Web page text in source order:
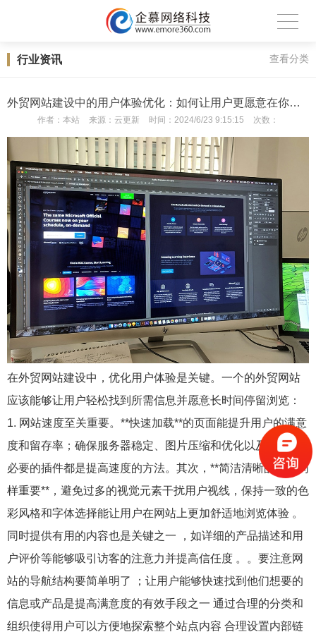
行业资讯 查看分类
外贸网站建设中的用户体验优化：如何让用户更愿意在你的网站上停留？
作者： 本站 来源： 云更新 时间： 2024/6/23 9:15:15 次数：
在外贸网站建设中，优化用户体验是关键。一个的外贸网站
应该能够让用户轻松找到所需信息并愿意长时间停留浏览：
1. 网站速度至关重要。**快速加载**的页面能提升用户的满意
度和留存率；确保服务器稳定、图片压缩和优化以及减少不
必要的插件都是提高速度的方法。其次，**简洁清晰的设计同
样重要**，避免过多的视觉元素干扰用户视线，保持一致的色
彩风格和字体选择能让用户在网站上更加舒适地浏览体验 。
同时提供有用的内容也是关键之一 ，如详细的产品描述和用
户评价等能够吸引访客的注意力并提高信任度 。。要注意网
站的导航结构要简单明了 ；让用户能够快速找到他们想要的
信息或产品是提高满意度的有效手段之一 通过合理的分类和
组织使得用户可以方便地探索整个站点内容 合理设置内部链